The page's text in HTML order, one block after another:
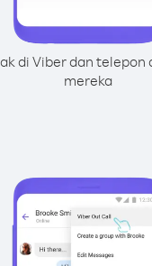
di Viber dan telepon
mereka